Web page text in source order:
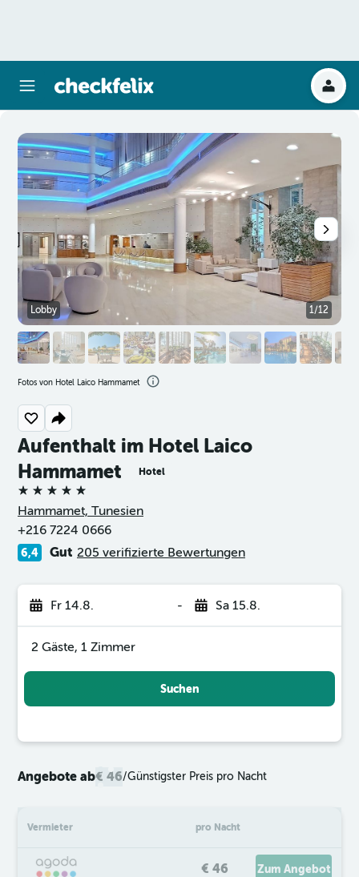
Aufenthalt im Hotel Laico
Hammamet
Hotel
5 Sterne
Hammamet, Tunesien
+216 7224 0666
6,4 Gut 205 verifizierte Bewertungen
Fr 14.8. - Sa 15.8.
2 Gäste, 1 Zimmer
Suchen
Angebote ab€ 46/Günstigster Preis pro Nacht
Vermieter pro Nacht
€ 46 Zum Angebot
Lobby 1/12
Fotos von Hotel Laico Hammamet